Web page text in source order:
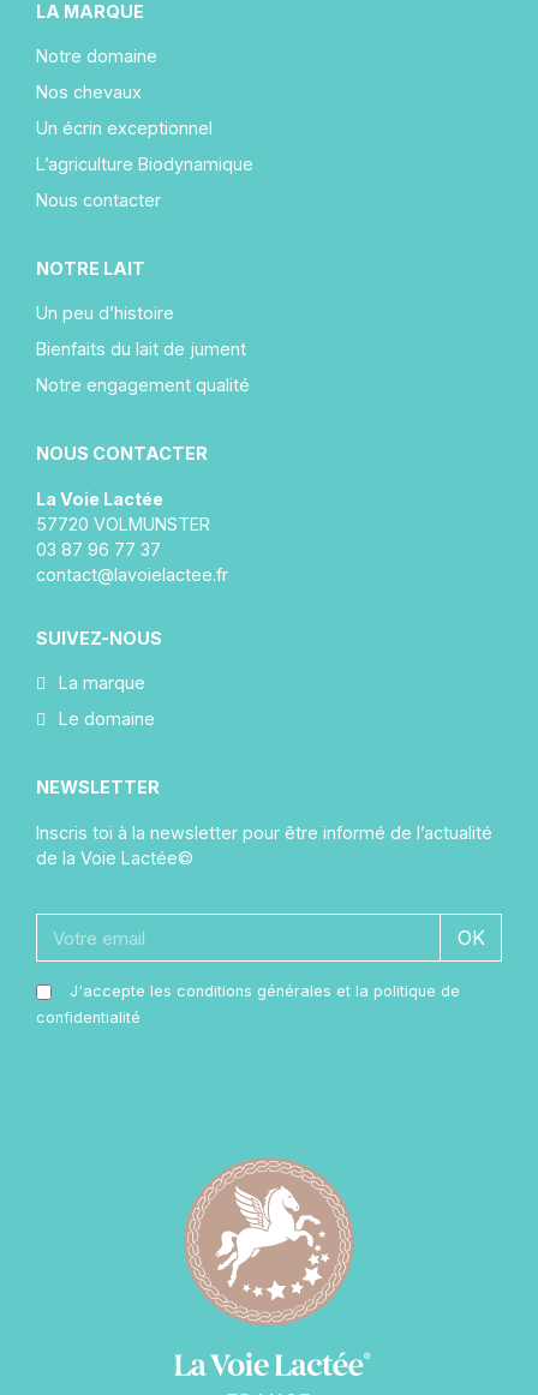
LA MARQUE
Notre domaine
Nos chevaux
Un écrin exceptionnel
L’agriculture Biodynamique
Nous contacter
NOTRE LAIT
Un peu d’histoire
Bienfaits du lait de jument
Notre engagement qualité
NOUS CONTACTER
La Voie Lactée
57720 VOLMUNSTER
03 87 96 77 37
contact@lavoielactee.fr
SUIVEZ-NOUS
La marque
Le domaine
NEWSLETTER
Inscris toi à la newsletter pour être informé de l’actualité
de la Voie Lactée©
OK
J'accepte les conditions générales et la politique de
confidentialité